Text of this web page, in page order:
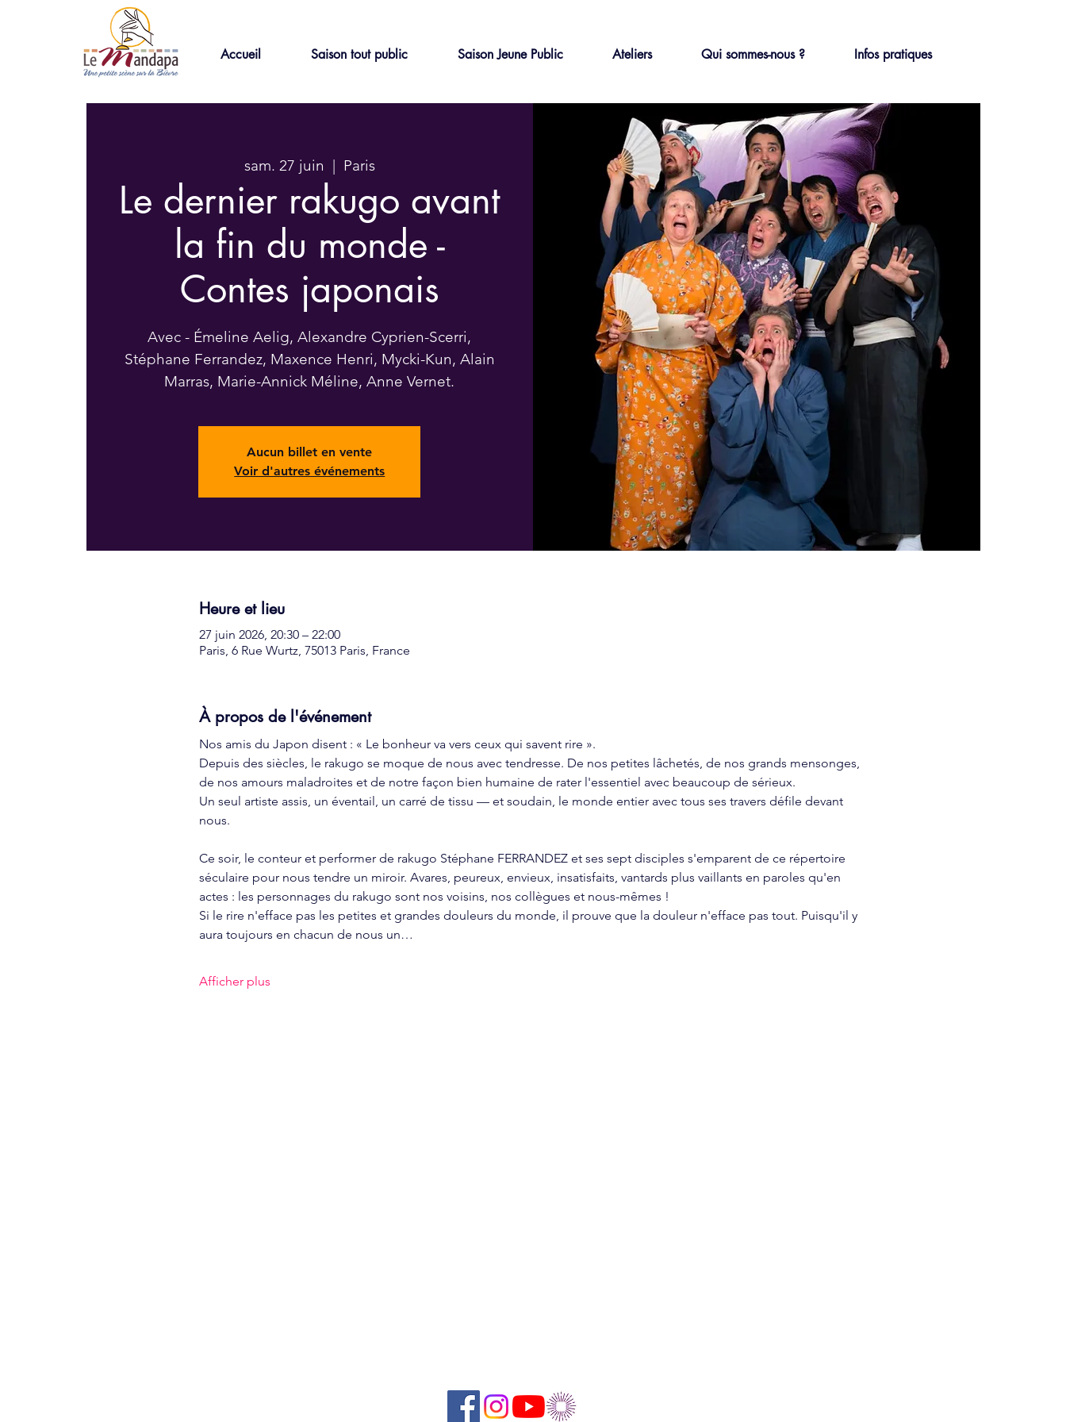
Accueil Saison tout public Saison Jeune Public Ateliers Qui sommes-nous ? Infos pratiques
sam. 27 juin
  |
Paris
Le dernier rakugo avant
la fin du monde -
Contes japonais
Avec - Émeline Aelig, Alexandre Cyprien-Scerri,
Stéphane Ferrandez, Maxence Henri, Mycki-Kun, Alain
Marras, Marie-Annick Méline, Anne Vernet.
Aucun billet en vente
Voir d'autres événements
Heure et lieu
27 juin 2026, 20:30 – 22:00
Paris, 6 Rue Wurtz, 75013 Paris, France
À propos de l'événement
Nos amis du Japon disent : « Le bonheur va vers ceux qui savent rire ».
Depuis des siècles, le rakugo se moque de nous avec tendresse. De nos petites lâchetés, de nos grands mensonges,
de nos amours maladroites et de notre façon bien humaine de rater l'essentiel avec beaucoup de sérieux.
Un seul artiste assis, un éventail, un carré de tissu — et soudain, le monde entier avec tous ses travers défile devant
nous.
Ce soir, le conteur et performer de rakugo Stéphane FERRANDEZ et ses sept disciples s'emparent de ce répertoire
séculaire pour nous tendre un miroir. Avares, peureux, envieux, insatisfaits, vantards plus vaillants en paroles qu'en
actes : les personnages du rakugo sont nos voisins, nos collègues et nous-mêmes !
Si le rire n'efface pas les petites et grandes douleurs du monde, il prouve que la douleur n'efface pas tout. Puisqu'il y
aura toujours en chacun de nous un…
Afficher plus